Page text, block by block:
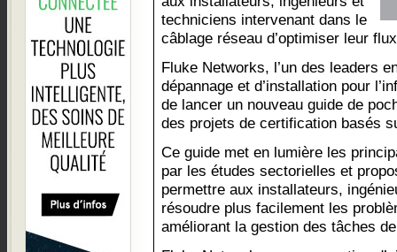
techniciens intervenant dans le
câblage réseau d’optimiser leur
Fluke Networks, l’un des leaders
dépannage et d’installation pour
de lancer un nouveau guide de
des projets de certification basés
Ce guide met en lumière les
par les études sectorielles et
permettre aux installateurs,
résoudre plus facilement les
améliorant la gestion des tâches